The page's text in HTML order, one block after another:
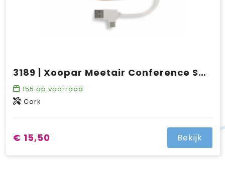
3189 | Xoopar Meetair Conference Speaker
155 op voorraad
Cork
€ 15,50 Bekijk